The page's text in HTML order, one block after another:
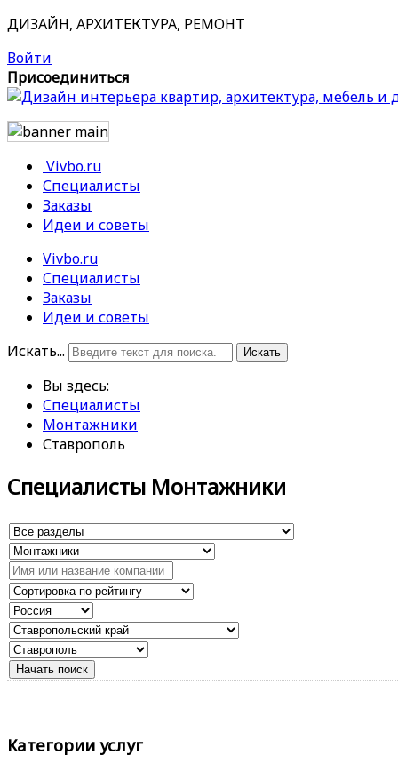
ДИЗАЙН, АРХИТЕКТУРА, РЕМОНТ
Войти
Присоединиться
Vivbo.ru
Специалисты
Заказы
Идеи и советы
Vivbo.ru
Специалисты
Заказы
Идеи и советы
Искать...
Искать
Вы здесь:
Специалисты
Монтажники
Ставрополь
Специалисты Монтажники
Категории услуг